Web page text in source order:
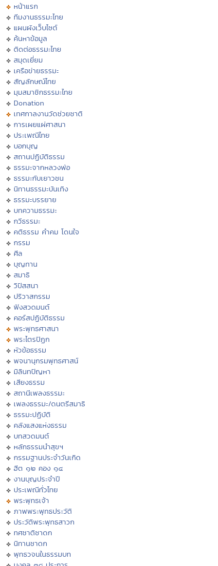
หน้าแรก
ทีมงานธรรมะไทย
แผนผังเว็บไซต์
ค้นหาข้อมูล
ติดต่อธรรมะไทย
สมุดเยี่ยม
เครือข่ายธรรมะ
สัญลักษณ์ไทย
มุมสมาชิกธรรมะไทย
Donation
เทศกาลงานวัดช่วยชาติ
การเผยแผ่ศาสนา
ประเพณีไทย
บอกบุญ
สถานปฏิบัติธรรม
ธรรมะจากหลวงพ่อ
ธรรมะกับเยาวชน
นิทานธรรมะบันเทิง
ธรรมะบรรยาย
บทความธรรมะ
กวีธรรมะ
คติธรรม คำคม โดนใจ
กรรม
ศีล
บุญทาน
สมาธิ
วิปัสสนา
ปริวาสกรรม
ฟังสวดมนต์
คอร์สปฏิบัติธรรม
พระพุทธศาสนา
พระไตรปิฏก
หัวข้อธรรม
พจนานุกรมพุทธศาสน์
มิลินทปัญหา
เสียงธรรม
สถานีเพลงธรรมะ
เพลงธรรมะ/ดนตรีสมาธิ
ธรรมะปฏิบัติ
คลังแสงแห่งธรรม
บทสวดมนต์
หลักธรรมนำสุขฯ
กรรมฐานประจำวันเกิด
ฮีต ๑๒ คอง ๑๔
งานบุญประจำปี
ประเพณีทั่วไทย
พระพุทธเจ้า
ภาพพระพุทธประวัติ
ประวัติพระพุทธสาวก
ทศชาติชาดก
นิทานชาดก
พุทธวจนในธรรมบท